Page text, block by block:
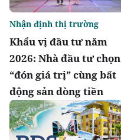
Khẩu vị đầu tư năm
2026: Nhà đầu tư chọn
“đón giá trị” cùng bất
động sản dòng tiền
Nhận định thị trường